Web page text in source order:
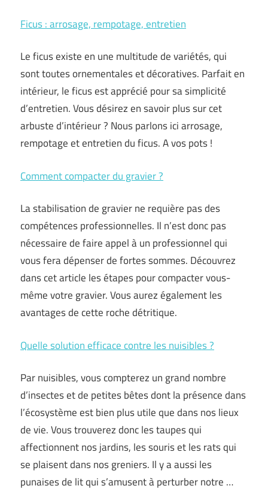
Ficus : arrosage, rempotage, entretien
Le ficus existe en une multitude de variétés, qui
sont toutes ornementales et décoratives. Parfait en
intérieur, le ficus est apprécié pour sa simplicité
d’entretien. Vous désirez en savoir plus sur cet
arbuste d’intérieur ? Nous parlons ici arrosage,
rempotage et entretien du ficus. A vos pots !
Comment compacter du gravier ?
La stabilisation de gravier ne requière pas des
compétences professionnelles. Il n’est donc pas
nécessaire de faire appel à un professionnel qui
vous fera dépenser de fortes sommes. Découvrez
dans cet article les étapes pour compacter vous-
même votre gravier. Vous aurez également les
avantages de cette roche détritique.
Quelle solution efficace contre les nuisibles ?
Par nuisibles, vous compterez un grand nombre
d’insectes et de petites bêtes dont la présence dans
l’écosystème est bien plus utile que dans nos lieux
de vie. Vous trouverez donc les taupes qui
affectionnent nos jardins, les souris et les rats qui
se plaisent dans nos greniers. Il y a aussi les
punaises de lit qui s’amusent à perturber notre …